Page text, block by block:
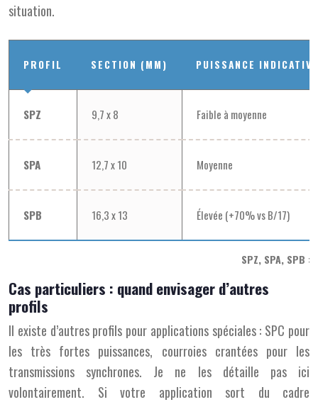
situation.
SPZ, SPA, SPB
PROFIL SECTION (MM) PUISSANCE INDICATIVE
SPZ 9,7 x 8 Faible à moyenne
SPA 12,7 x 10 Moyenne
SPB 16,3 x 13 Élevée (+70% vs B/17)
Cas particuliers : quand envisager d’autres
profils
Il existe d’autres profils pour applications spéciales : SPC pour
les très fortes puissances, courroies crantées pour les
transmissions synchrones. Je ne les détaille pas ici
volontairement. Si votre application sort du cadre